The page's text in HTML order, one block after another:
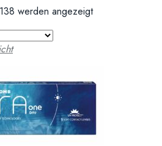
werden angezeigt